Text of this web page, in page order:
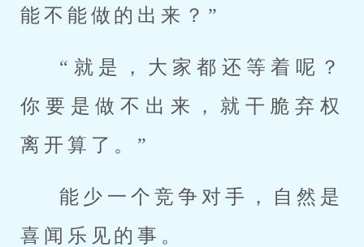
能不能做的出来？”
“就是，大家都还等着呢？
你要是做不出来，就干脆弃权
离开算了。”
能少一个竞争对手，自然是
喜闻乐见的事。